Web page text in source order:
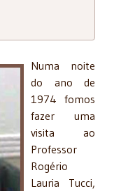
Numa noite
do ano de
1974 fomos
fazer uma
visita ao
Professor
Rogério
Lauria Tucci,